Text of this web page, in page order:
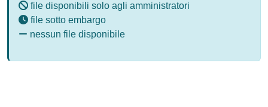
file disponibili solo agli amministratori
file sotto embargo
nessun file disponibile